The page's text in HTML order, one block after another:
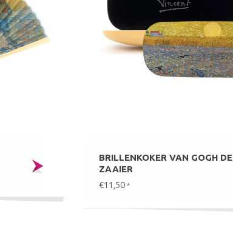
BRILLENKOKER VAN GOGH DE
ZAAIER
€11,50 *